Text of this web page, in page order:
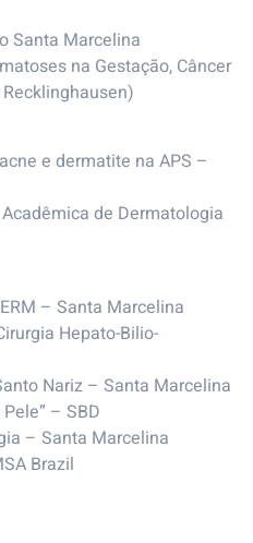
Santa Marcelina
na Gestação, Câncer
e dermatite na APS –
de Dermatologia
– Santa Marcelina
Hepato-Bilio-
Nariz – Santa Marcelina
– SBD
– Santa Marcelina
Brazil